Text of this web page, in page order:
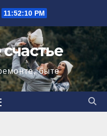
11:52:11 PM
быте